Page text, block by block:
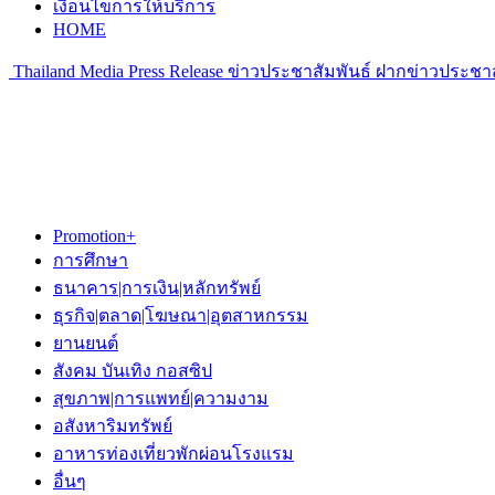
เงื่อนไขการให้บริการ
HOME
Thailand Media Press Release ข่าวประชาสัมพันธ์ ฝากข่าวประ
Promotion+
การศึกษา
ธนาคาร|การเงิน|หลักทรัพย์
ธุรกิจ|ตลาด|โฆษณา|อุตสาหกรรม
ยานยนต์
สังคม บันเทิง กอสซิป
สุขภาพ|การแพทย์|ความงาม
อสังหาริมทรัพย์
อาหารท่องเที่ยวพักผ่อนโรงแรม
อื่นๆ